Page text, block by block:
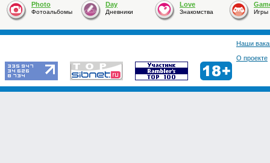
Photo
Фотоальбомы
Day
Дневники
Love
Знакомства Игры
Наши
О проекте